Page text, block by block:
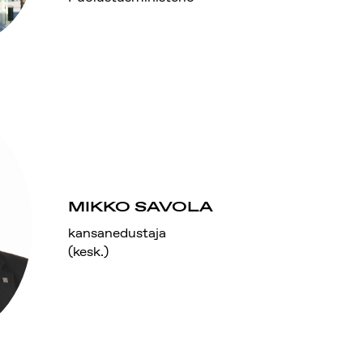
MIKKO SAVOLA
kansanedustaja
(kesk.)